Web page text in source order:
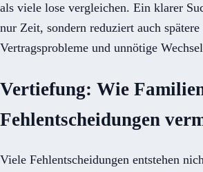
als viele lose vergleichen. Ein klarer
nur Zeit, sondern reduziert auch
Vertragsprobleme und unnötige
Vertiefung: Wie
Fehlentscheidungen
Viele Fehlentscheidungen entstehen